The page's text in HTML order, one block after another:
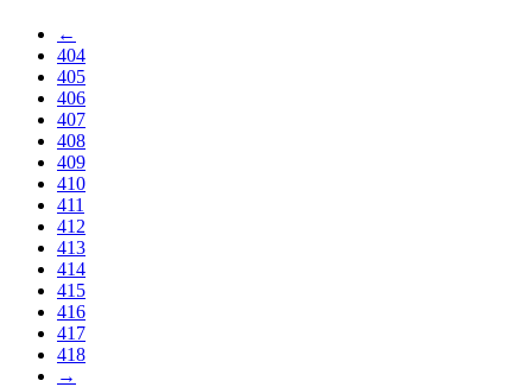
←
404
405
406
407
408
409
410
411
412
413
414
415
416
417
418
→